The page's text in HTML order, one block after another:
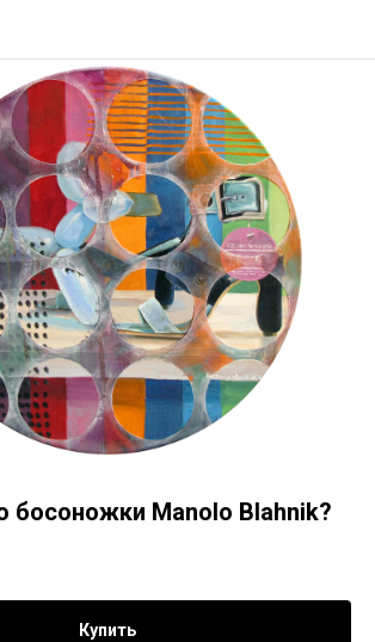
босоножки Manolo Blahnik?
Купить